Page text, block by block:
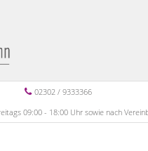
02302 / 9333366
09:00 - 18:00 Uhr sowie nach